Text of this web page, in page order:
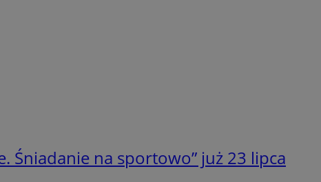
Śniadanie na sportowo” już 23 lipca